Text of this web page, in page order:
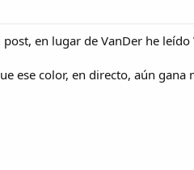
en lugar de VanDer he
ese color, en directo, aún gana